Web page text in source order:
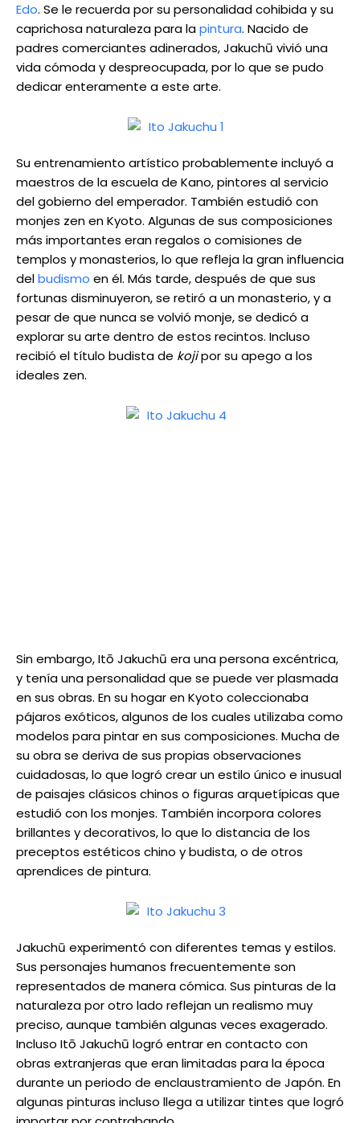
Edo. Se le recuerda por su personalidad cohibida y su
caprichosa naturaleza para lapintura. Nacido de
padres comerciantes adinerados, Jakuchū vivió una
vida cómoda y despreocupada, por lo que se pudo
dedicar enteramente a este arte.
Su entrenamiento artístico probablemente incluyó a
maestros de la escuela de Kano, pintores al servicio
del gobierno del emperador. También estudió con
monjes zen en Kyoto. Algunas de sus composiciones
más importantes eran regalos o comisiones de
templos y monasterios, lo que refleja la gran influencia
delbudismo en él. Más tarde, después de que sus
fortunas disminuyeron, se retiró a un monasterio, y a
pesar de que nunca se volvió monje, se dedicó a
explorar su arte dentro de estos recintos. Incluso
recibió el título budista de kojipor su apego a los
ideales zen.
Sin embargo, Itō Jakuchū era una persona excéntrica,
y tenía una personalidad que se puede ver plasmada
en sus obras. En su hogar en Kyoto coleccionaba
pájaros exóticos, algunos de los cuales utilizaba como
modelos para pintar en sus composiciones. Mucha de
su obra se deriva de sus propias observaciones
cuidadosas, lo que logró crear un estilo único e inusual
de paisajes clásicos chinos o figuras arquetípicas que
estudió con los monjes. También incorpora colores
brillantes y decorativos, lo que lo distancia de los
preceptos estéticos chino y budista, o de otros
aprendices de pintura.
Jakuchū experimentó con diferentes temas y estilos.
Sus personajes humanos frecuentemente son
representados de manera cómica. Sus pinturas de la
naturaleza por otro lado reflejan un realismo muy
preciso, aunque también algunas veces exagerado.
Incluso Itō Jakuchū logró entrar en contacto con
obras extranjeras que eran limitadas para la época
durante un periodo de enclaustramiento de Japón. En
algunas pinturas incluso llega a utilizar tintes que logró